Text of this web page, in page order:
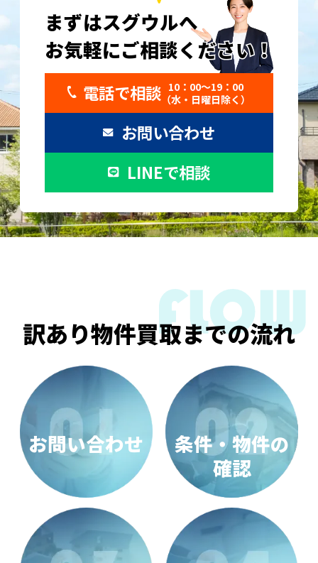
まずはスグウルへ
お気軽にご相談ください！
お気軽にご相談ください！
電話で相談 10：00〜19：00
（水・日曜日除く）
お問い合わせ
LINEで相談
訳あり物件買取までの流れ
お問い合わせ
条件・物件の
確認